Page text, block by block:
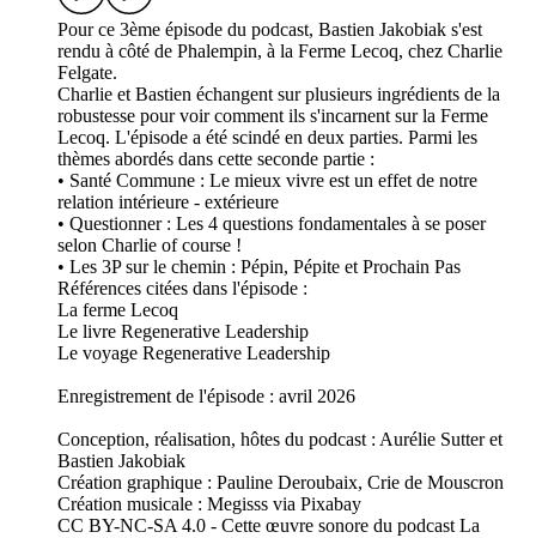
Pour ce 3ème épisode du podcast, Bastien Jakobiak s'est
rendu à côté de Phalempin, à la Ferme Lecoq, chez Charlie
Felgate.
Charlie et Bastien échangent sur plusieurs ingrédients de la
robustesse pour voir comment ils s'incarnent sur la Ferme
Lecoq. L'épisode a été scindé en deux parties. Parmi les
thèmes abordés dans cette seconde partie :
• Santé Commune : Le mieux vivre est un effet de notre
relation intérieure - extérieure
• Questionner : Les 4 questions fondamentales à se poser
selon Charlie of course !
• Les 3P sur le chemin : Pépin, Pépite et Prochain Pas
Références citées dans l'épisode :
La ferme Lecoq
Le livre Regenerative Leadership
Le voyage Regenerative Leadership
Enregistrement de l'épisode : avril 2026
Conception, réalisation, hôtes du podcast : Aurélie Sutter et
Bastien Jakobiak
Création graphique : Pauline Deroubaix, Crie de Mouscron
Création musicale : Megisss via Pixabay
CC BY-NC-SA 4.0 - Cette œuvre sonore du podcast La